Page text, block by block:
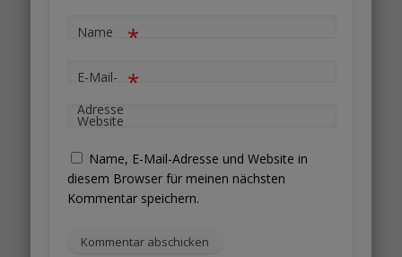
Name *
E-Mail-
Adresse
*
Website
Name, E-Mail-Adresse und Website in
diesem Browser für meinen nächsten
Kommentar speichern.